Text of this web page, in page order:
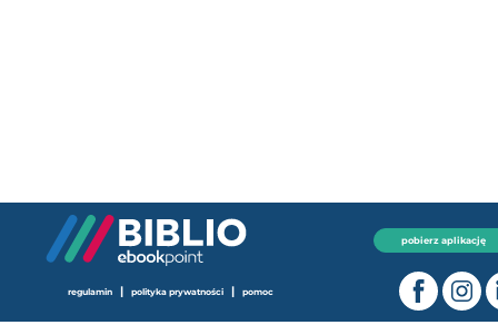
pobierz aplikację
regulamin | polityka prywatności | pomoc